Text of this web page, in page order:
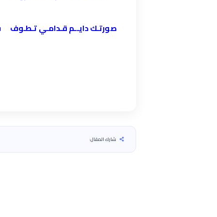
صورتـك دايــم قـدامـي تـطـوف
شارك المقال: